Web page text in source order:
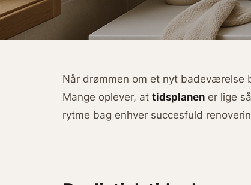
Når drømmen om et nyt badeværelse
Mange oplever, at tidsplanen er lige
rytme bag enhver succesfuld